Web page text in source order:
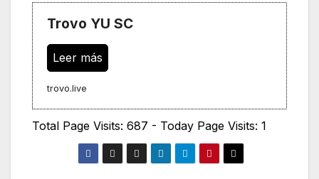
Trovo YU SC
Leer más
trovo.live
Total Page Visits: 687 - Today Page Visits: 1